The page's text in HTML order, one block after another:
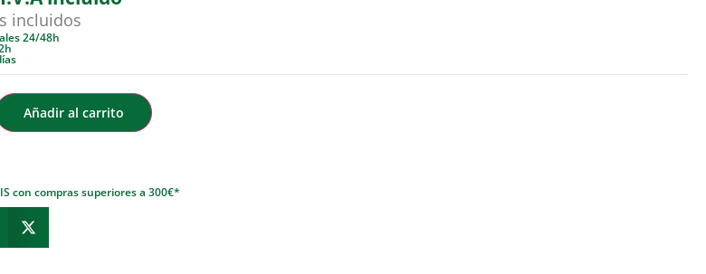
incluidos
24/48h
Añadir al carrito
con compras superiores a 300€*